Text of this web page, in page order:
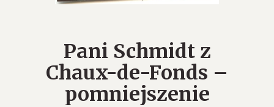
Pani Schmidt z
Chaux-de-Fonds –
pomniejszenie